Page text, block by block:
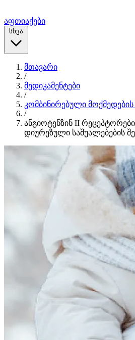
აფთიაქები
სხვა
მთავარი
/
მედიკამენტები
/
კომბინირებული მოქმედების
/
ანგიოტენზინ II
დიურეზული საშუალებების